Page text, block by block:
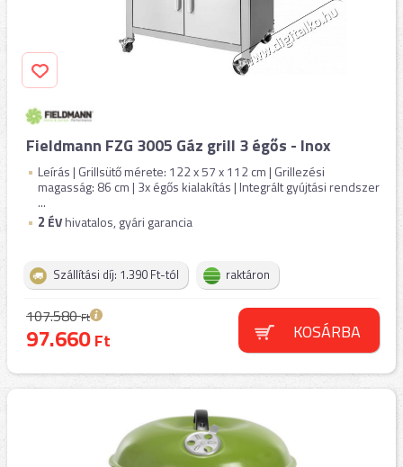
Fieldmann FZG 3005 Gáz grill 3 égős - Inox
Leírás | Grillsütő mérete: 122 x 57 x 112 cm | Grillezési
magasság: 86 cm | 3x égős kialakítás | Integrált gyújtási rendszer
...
2 ÉVhivatalos, gyári garancia
Szállítási díj: 1.390 Ft-tól raktáron
107.580Ft
97.660Ft KOSÁRBA